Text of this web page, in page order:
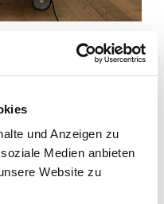
und Anzeigen zu
Medien anbieten
Website zu